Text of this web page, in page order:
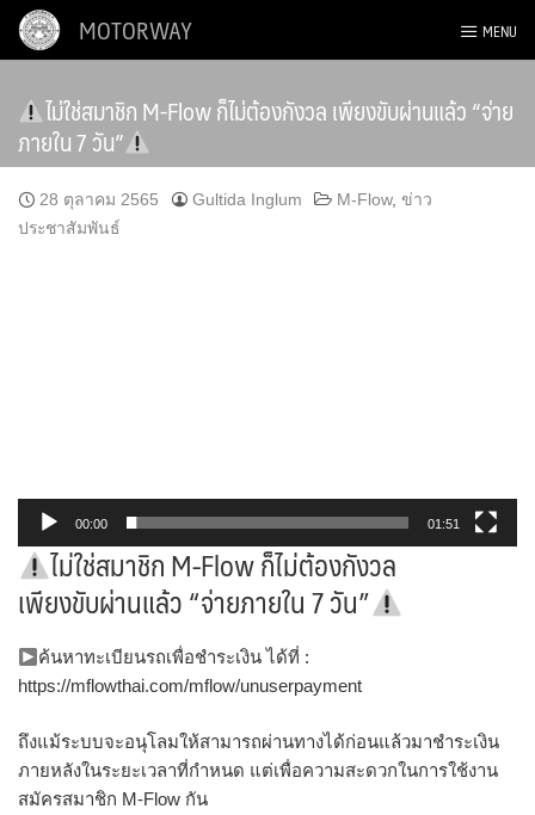
Skip
MOTORWAY MENU
ไม่ใช่สมาชิก M-Flow ก็ไม่ต้องกังวล เพียงขับผ่านแล้ว “จ่าย
ภายใน 7 วัน”
28 ตุลาคม 2565 Gultida Inglum M-Flow, ข่าว
ประชาสัมพันธ์
00:00 01:51
ไม่ใช่สมาชิก M-Flow ก็ไม่ต้องกังวล
เพียงขับผ่านแล้ว “จ่ายภายใน 7 วัน”
ค้นหาทะเบียนรถเพื่อชำระเงิน ได้ที่ :
https://mflowthai.com/mflow/unuserpayment
ถึงแม้ระบบจะอนุโลมให้สามารถผ่านทางได้ก่อนแล้วมาชำระเงิน
ภายหลังในระยะเวลาที่กำหนด แต่เพื่อความสะดวกในการใช้งาน
สมัครสมาชิก M-Flow กัน